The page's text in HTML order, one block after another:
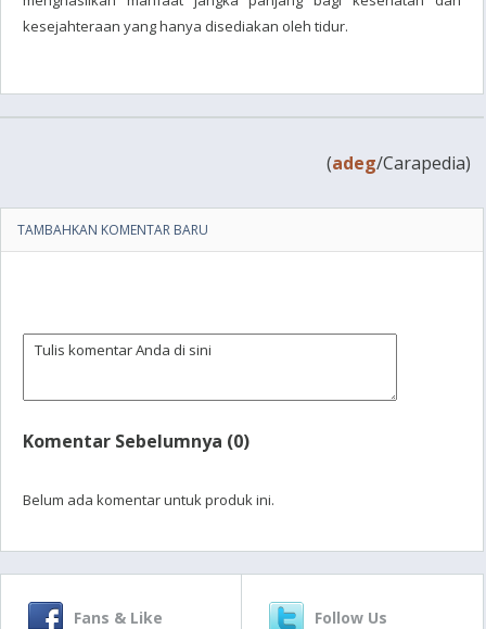
kesejahteraan yang hanya disediakan oleh tidur.
(adeg/Carapedia)
TAMBAHKAN KOMENTAR BARU
Komentar Sebelumnya (0)
Belum ada komentar untuk produk ini.
Fans & Like Follow Us